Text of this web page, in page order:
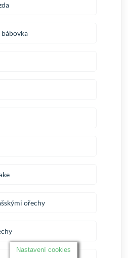
ořechy
Nastavení cookies